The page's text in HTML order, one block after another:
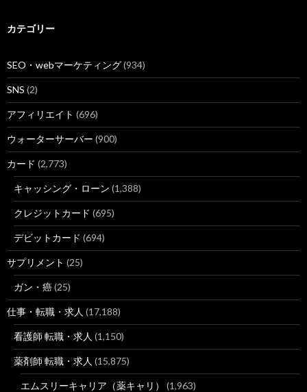
カテゴリー
SEO・webマーケティング(934)
SNS (2)
アフィリエイト (696)
ウォーターサーバー (900)
カード (2,773)
キャッシング・ローン (1,388)
クレジットカード (695)
デビットカード (694)
サプリメント (25)
ガン・癌(25)
仕事・転職・求人 (17,188)
看護師 転職・求人 (1,150)
薬剤師 転職・求人 (15,875)
エムスリーキャリア（薬キャリ） (1,963)